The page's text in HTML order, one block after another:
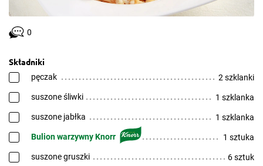
0
Składniki
pęczak 2 szklanki
suszone śliwki 1 szklanka
suszone jabłka 1 szklanka
Bulion warzywny Knorr 1 sztuka
suszone gruszki 6 sztuk